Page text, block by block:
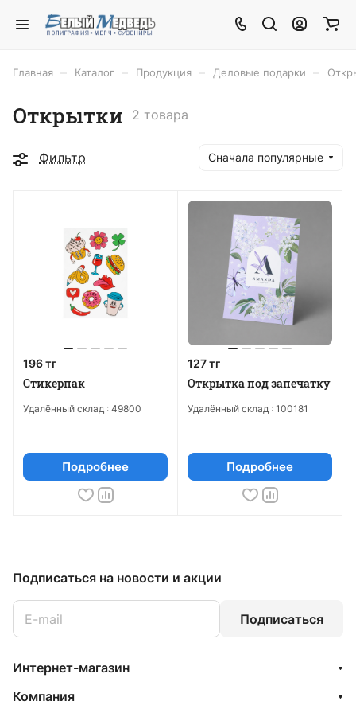
Главная Каталог Продукция Деловые подарки
Открытки 2 товара
Фильтр Сначала популярные
196 тг
Стикерпак
Удалённый склад : 49800
Подробнее
127 тг
Открытка под запечатку
Удалённый склад : 100181
Подробнее
Подписаться на новости и акции
Подписаться
Интернет-магазин
Компания